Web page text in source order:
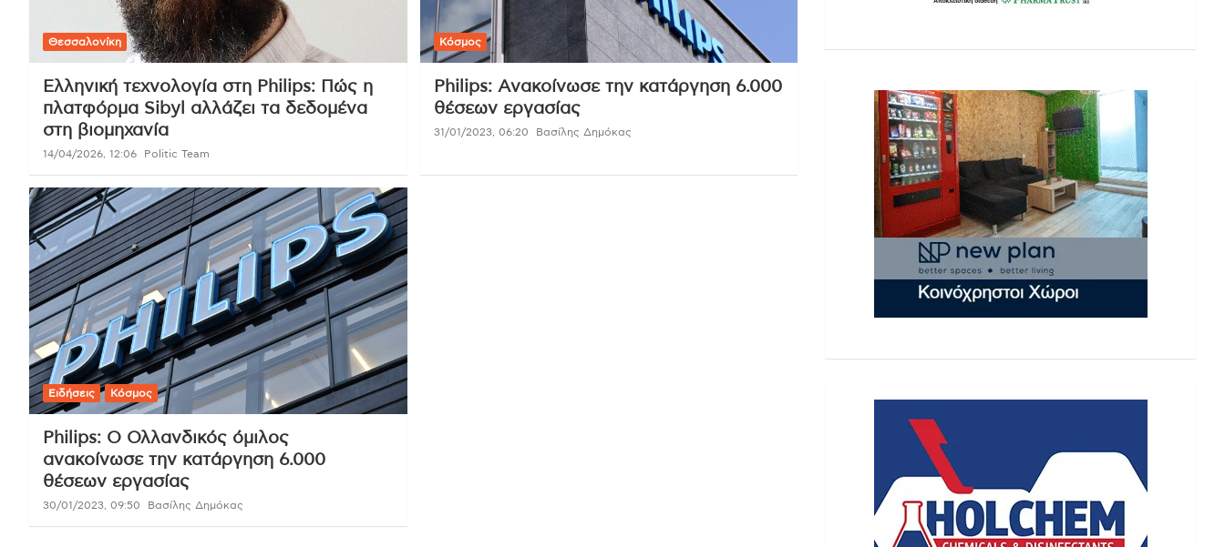
Θεσσαλονίκη
Ελληνική τεχνολογία στη Philips: Πώς η
πλατφόρμα Sibyl αλλάζει τα δεδομένα
στη βιομηχανία
14/04/2026, 12:06 Politic Team
Κόσμος
Philips: Aνακοίνωσε την κατάργηση 6.000
θέσεων εργασίας
31/01/2023, 06:20 Βασίλης Δημόκας
Ειδήσεις Κόσμος
Philips: Ο Ολλανδικός όμιλος
ανακοίνωσε την κατάργηση 6.000
θέσεων εργασίας
30/01/2023, 09:50 Βασίλης Δημόκας